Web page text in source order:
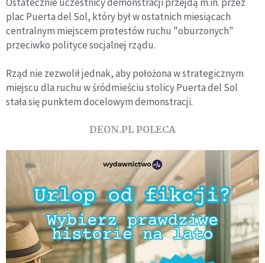
plac Puerta del Sol, który był w ostatnich miesiącach
centralnym miejscem protestów ruchu "oburzonych"
przeciwko polityce socjalnej rządu.
Rząd nie zezwolił jednak, aby położona w strategicznym
miejscu dla ruchu w śródmieściu stolicy Puerta del Sol
stała się punktem docelowym demonstracji.
DEON.PL POLECA